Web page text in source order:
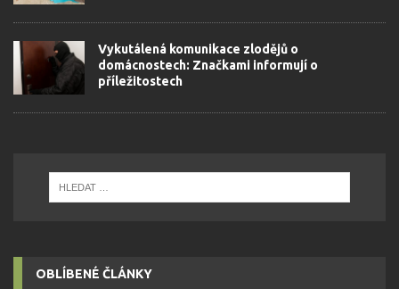
Vykutálená komunikace zlodějů o
domácnostech: Značkami informují o
příležitostech
OBLÍBENÉ ČLÁNKY